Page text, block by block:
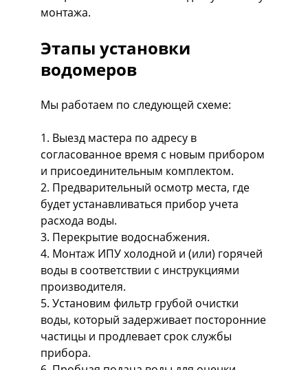
монтажа.
Этапы установки
водомеров
Мы работаем по следующей схеме:
1. Выезд мастера по адресу в
согласованное время с новым прибором
и присоединительным комплектом.
2. Предварительный осмотр места, где
будет устанавливаться прибор учета
расхода воды.
3. Перекрытие водоснабжения.
4. Монтаж ИПУ холодной и (или) горячей
воды в соответствии с инструкциями
производителя.
5. Установим фильтр грубой очистки
воды, который задерживает посторонние
частицы и продлевает срок службы
прибора.